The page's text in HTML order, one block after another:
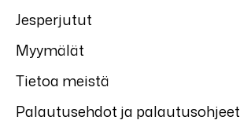
Jesperjutut
Myymälät
Tietoa meistä
Palautusehdot ja palautusohjeet